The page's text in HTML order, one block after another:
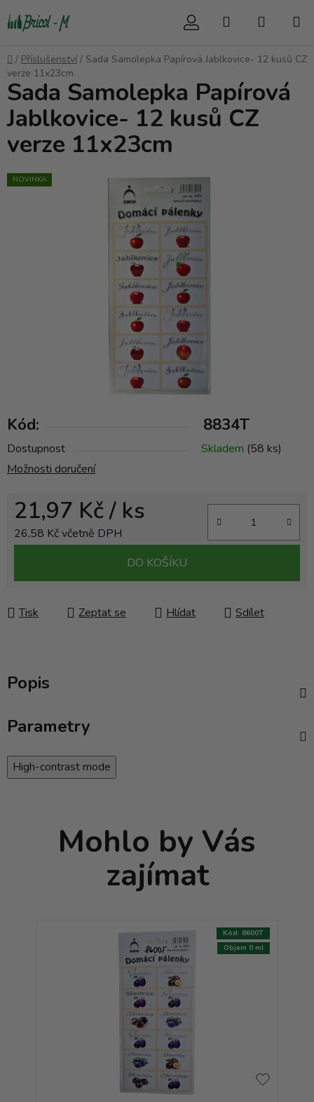
na
Hledat
Domů
/ Příslušenství / Sada Samolepka Papírová Jablkovice- 12 kusů CZ
verze 11x23cm
Kód: 8834T
Dostupnost Skladem (58 ks)
Možnosti doručení
21,97 Kč/ ks
26,58 Kč včetně DPH
DO KOŠÍKU
Tisk Zeptat se Hlídat Sdílet
Sada Samolepka Papírová
Jablkovice- 12 kusů CZ
verze 11x23cm
NOVINKA
Popis
Parametry
High-contrast mode
Mohlo by Vás
zajímat
Objem 0 ml
Kód: 8600T